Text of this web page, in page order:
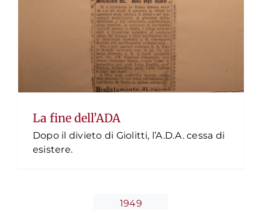
La fine dell’ADA
Dopo il divieto di Giolitti, l’A.D.A. cessa di
esistere.
1949
La fondazione dell’ANAI – 1949